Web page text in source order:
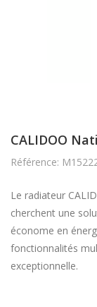
CALIDOO
Référence:
Le radiateur
cherchent une
économe en
fonctionnalités
exceptionnelle.